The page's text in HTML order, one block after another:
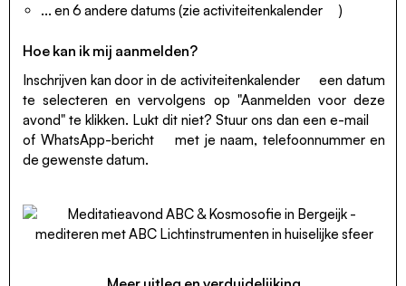
... en 6 andere datums (zie activiteitenkalender )
Hoe kan ik mij aanmelden?
Inschrijven kan door in de activiteitenkalender
een datum
te selecteren en vervolgens op "Aanmelden voor deze
avond" te klikken. Lukt dit niet? Stuur ons dan een e-mail
of WhatsApp-bericht
met je naam, telefoonnummer en
de gewenste datum.